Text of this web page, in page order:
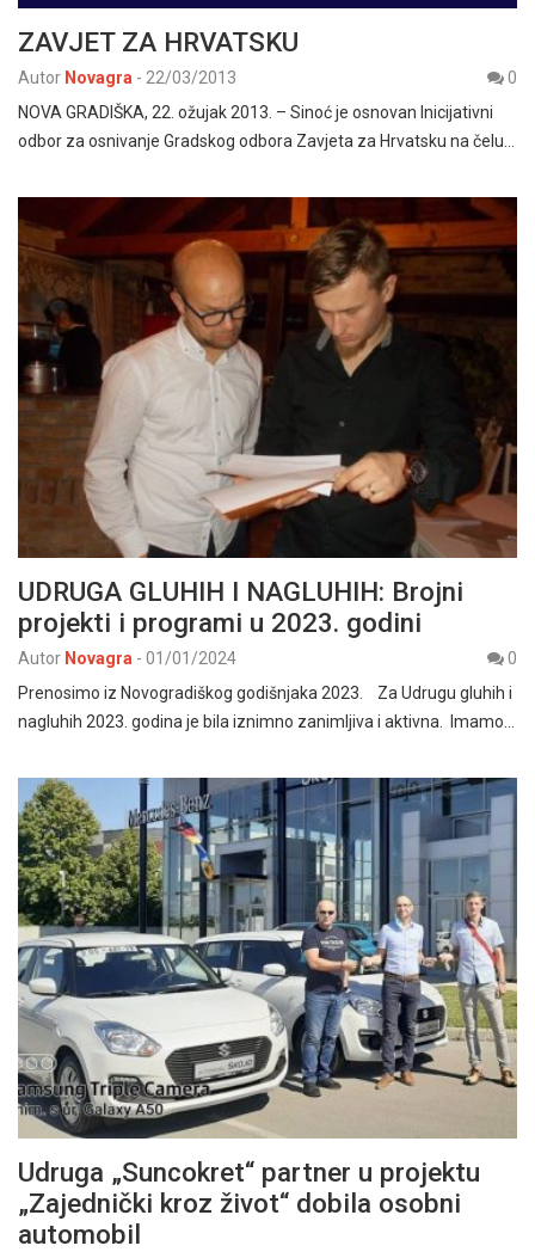
ZAVJET ZA HRVATSKU
Autor Novagra - 22/03/2013
0
NOVA GRADIŠKA, 22. ožujak 2013. – Sinoć je osnovan Inicijativni
odbor za osnivanje Gradskog odbora Zavjeta za Hrvatsku na čelu…
UDRUGA GLUHIH I NAGLUHIH: Brojni
projekti i programi u 2023. godini
Autor Novagra - 01/01/2024
0
Prenosimo iz Novogradiškog godišnjaka 2023. Za Udrugu gluhih i
nagluhih 2023. godina je bila iznimno zanimljiva i aktivna. Imamo…
Udruga „Suncokret“ partner u projektu
„Zajednički kroz život“ dobila osobni
automobil